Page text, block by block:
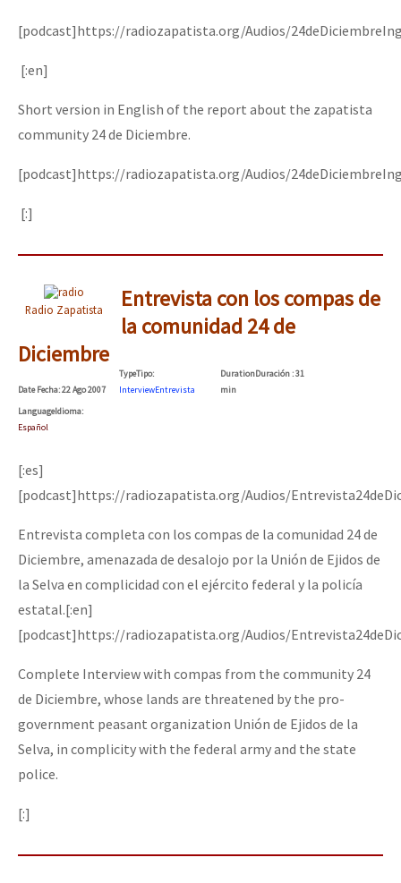
[podcast]https://radiozapatista.org/Audios/
[:en]
Short version in English of the report about the zapatista
community 24 de Diciembre.
[podcast]https://radiozapatista.org/Audios/
[:]
Radio Zapatista
Entrevista con los compas de
la comunidad 24 de
Diciembre
DateFecha: 22 Ago 2007
TypeTipo:
InterviewEntrevista
DurationDuración: 31
min
LanguageIdioma:
Español
[:es]
[podcast]https://radiozapatista.org/Audios/
Entrevista completa con los compas de la comunidad 24 de
Diciembre, amenazada de desalojo por la Unión de Ejidos de
la Selva en complicidad con el ejército federal y la policía
estatal.[:en]
[podcast]https://radiozapatista.org/Audios/
Complete Interview with compas from the community 24
de Diciembre, whose lands are threatened by the pro-
government peasant organization Unión de Ejidos de la
Selva, in complicity with the federal army and the state
police.
[:]